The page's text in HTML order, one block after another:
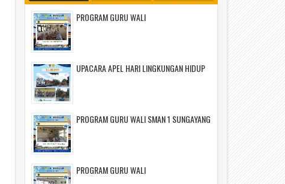
PROGRAM GURU WALI
UPACARA APEL HARI LINGKUNGAN HIDUP
PROGRAM GURU WALI SMAN 1 SUNGAYANG
PROGRAM GURU WALI